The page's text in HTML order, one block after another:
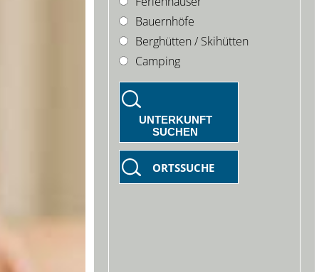
Bauernhöfe
Berghütten / Skihütten
Camping
UNTERKUNFT
SUCHEN
ORTSSUCHE